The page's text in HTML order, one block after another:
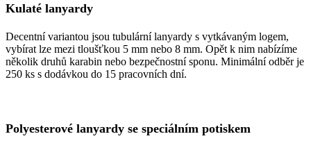
Kulaté lanyardy
Decentní variantou jsou tubulární lanyardy s vytkávaným logem,
vybírat lze mezi tloušťkou 5 mm nebo 8 mm. Opět k nim nabízíme
několik druhů karabin nebo bezpečnostní sponu. Minimální odběr je
250 ks s dodávkou do 15 pracovních dní.
Polyesterové lanyardy se speciálním potiskem